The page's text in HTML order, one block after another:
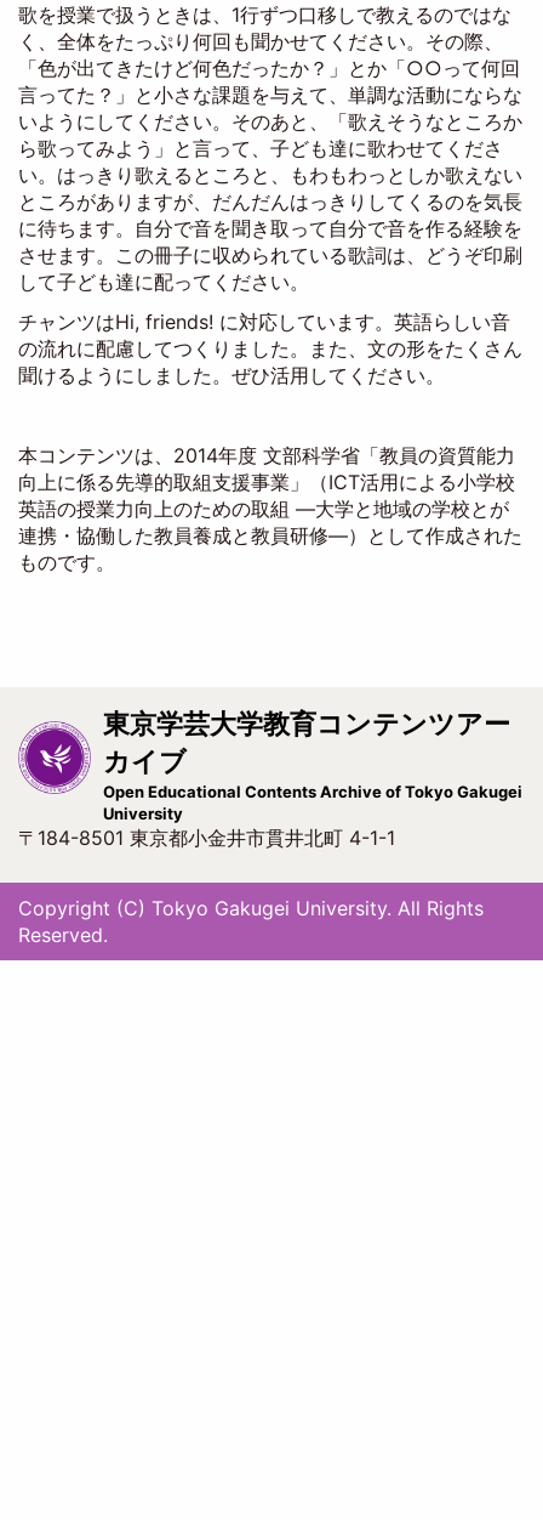
歌を授業で扱うときは、1行ずつ口移しで教えるのではな
く、全体をたっぷり何回も聞かせてください。その際、
「色が出てきたけど何色だったか？」とか「○○って何回
言ってた？」と小さな課題を与えて、単調な活動にならな
いようにしてください。そのあと、「歌えそうなところか
ら歌ってみよう」と言って、子ども達に歌わせてくださ
い。はっきり歌えるところと、もわもわっとしか歌えない
ところがありますが、だんだんはっきりしてくるのを気長
に待ちます。自分で音を聞き取って自分で音を作る経験を
させます。この冊子に収められている歌詞は、どうぞ印刷
して子ども達に配ってください。
チャンツはHi, friends! に対応しています。英語らしい音
の流れに配慮してつくりました。また、文の形をたくさん
聞けるようにしました。ぜひ活用してください。
本コンテンツは、2014年度 文部科学省「教員の資質能力
向上に係る先導的取組支援事業」（ICT活用による小学校
英語の授業力向上のための取組 ―大学と地域の学校とが
連携・協働した教員養成と教員研修―）として作成された
ものです。
東京学芸大学教育コンテンツアー
カイブ
Open Educational Contents Archive of Tokyo Gakugei
University
〒184-8501 東京都小金井市貫井北町 4-1-1
Copyright (C) Tokyo Gakugei University. All Rights
Reserved.